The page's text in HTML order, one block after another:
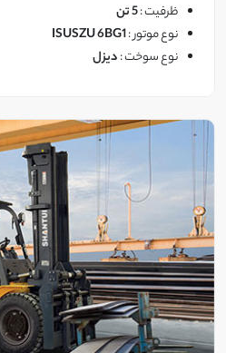
ظرفیت :5 تن
نوع موتور :ISUSZU 6BG1
نوع سوخت :دیزل